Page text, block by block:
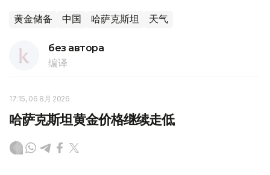
黄金储备 中国 哈萨克斯坦 天气
без автора
编译
17:15, 06 8月 2026
哈萨克斯坦黄金价格继续走低